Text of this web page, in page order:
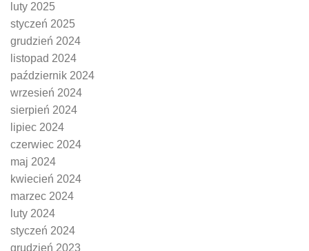
luty 2025
styczeń 2025
grudzień 2024
listopad 2024
październik 2024
wrzesień 2024
sierpień 2024
lipiec 2024
czerwiec 2024
maj 2024
kwiecień 2024
marzec 2024
luty 2024
styczeń 2024
grudzień 2023